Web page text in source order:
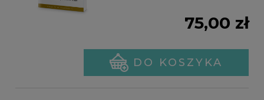
75,00 zł
DO KOSZYKA